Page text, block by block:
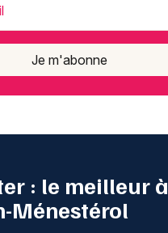
Je m'abonne
: le meilleur à
Ménestérol